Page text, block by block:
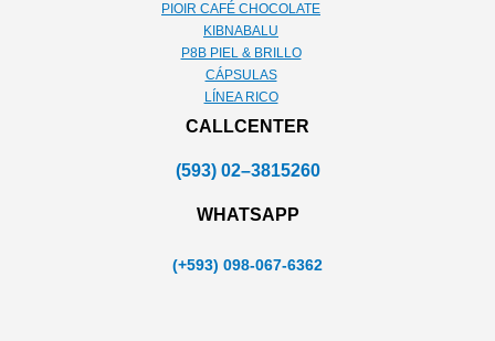
PIOIR CAFÉ CHOCOLATE
KIBNABALU
P8B PIEL & BRILLO
CÁPSULAS
LÍNEA RICO
CALLCENTER
(593) 02–3815260
WHATSAPP
(+593) 098-067-6362